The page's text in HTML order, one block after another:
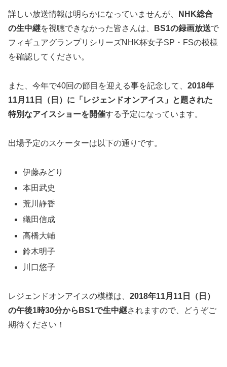
詳しい放送情報は明らかになっていませんが、
NHK総合
の生中継を視聴できなかった皆さんは、 BS1の録画放送で
フィギュアグランプリシリーズNHK杯女子SP・FSの模様
を確認してください。
また、今年で40回の節目を迎える事を記念して、 2018年
11月11日（日）に「レジェンドオンアイス」と題された
特別なアイスショーを開催する予定になっています。
出場予定のスケーターは以下の通りです。
伊藤みどり
本田武史
荒川静香
織田信成
高橋大輔
鈴木明子
川口悠子
レジェンドオンアイスの模様は、 2018年11月11日（日）
の午後1時30分からBS1で生中継されますので、どうぞご
期待ください！